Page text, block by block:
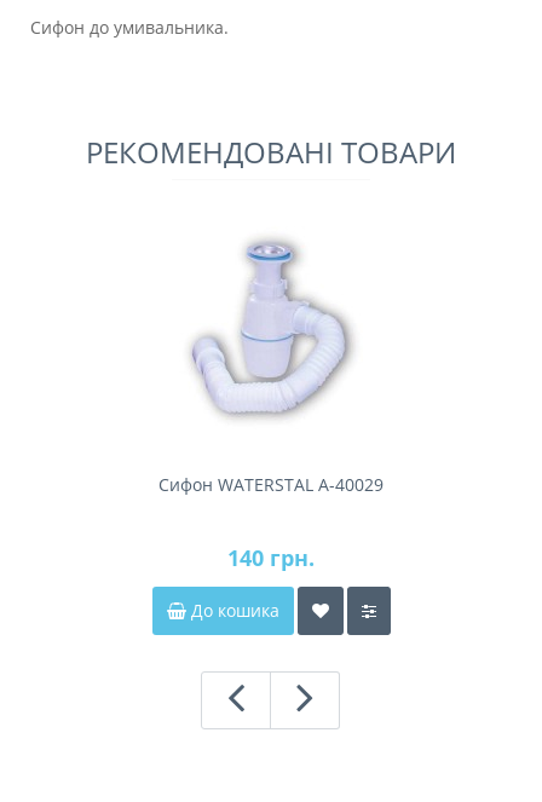
Сифон до умивальника.
РЕКОМЕНДОВАНІ ТОВАРИ
Сифон WATERSTAL А-40029
140 грн.
До кошика